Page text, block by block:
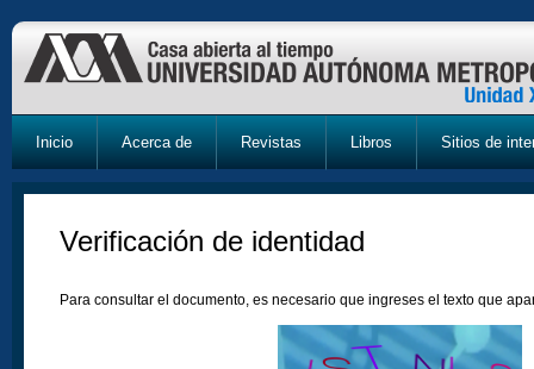
Inicio Acerca de Revistas Libros Sitios de
Verificación de identidad
Para consultar el documento, es necesario que ingreses el texto que